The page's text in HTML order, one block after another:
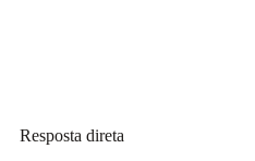
Resposta direta